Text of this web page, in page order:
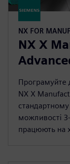
NX FOR
NX X
Програмуйте
NX X
можливості
працюють на